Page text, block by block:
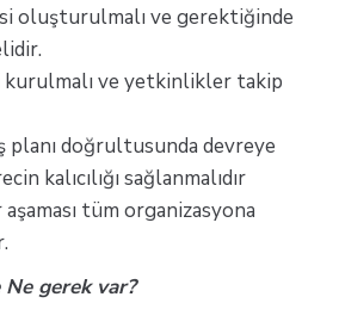
oluşturulmalı ve gerektiğinde
ve yetkinlikler takip
planı doğrultusunda devreye
kalıcılığı sağlanmalıdır
tüm organizasyona
gerek var?